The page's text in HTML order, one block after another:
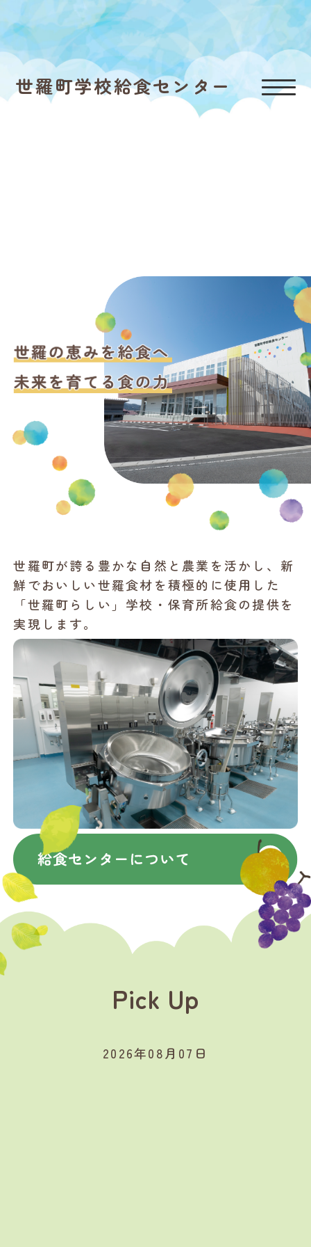
世羅町学校給食センター
世羅町が誇る豊かな自然と農業を活かし、新
鮮でおいしい世羅食材を積極的に使用した
「世羅町らしい」学校・保育所給食の提供を
実現します。
Pick Up
2026年08月07日